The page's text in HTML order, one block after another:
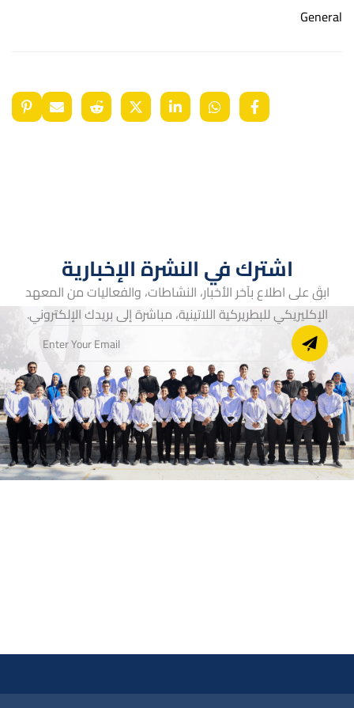
General
اشترك في النشرة الإخبارية
ابقَ على اطلاع بآخر الأخبار، النشاطات، والفعاليات من المعهد
الإكليريكي للبطريركية اللاتينية، مباشرة إلى بريدك الإلكتروني.